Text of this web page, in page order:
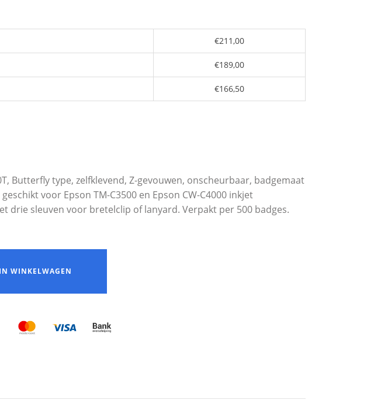
€211,00
€189,00
€166,50
Butterfly type, zelfklevend, Z-gevouwen, onscheurbaar, badgemaat
voor Epson TM-C3500 en Epson CW-C4000 inkjet
drie sleuven voor bretelclip of lanyard. Verpakt per 500 badges.
IN WINKELWAGEN